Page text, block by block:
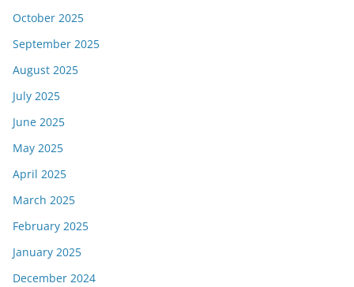
October 2025
September 2025
August 2025
July 2025
June 2025
May 2025
April 2025
March 2025
February 2025
January 2025
December 2024